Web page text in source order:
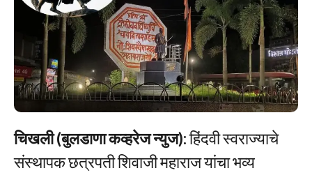
चिखली (बुलडाणा कव्हरेज न्युज):हिंदवी स्वराज्याचे
संस्थापक छत्रपती शिवाजी महाराज यांचा भव्य